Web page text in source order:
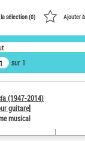
dans les
:
(1947-2014)
recherche
sélection (0) Ajouter
sur 1
(1947-2014)
guitare]
musical